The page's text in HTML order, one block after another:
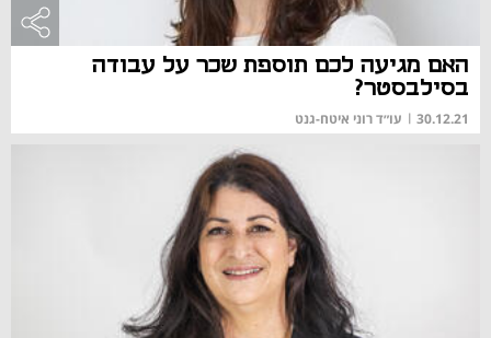
האם מגיעה לכם תוספת שכר על עבודה
בסילבסטר?
30.12.21
| עו״ד רוני איטח-גנט